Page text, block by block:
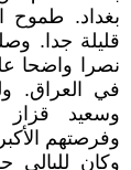
بغداد. طموح
قليلة جدا.
نصرا واضحا
في العراق.
وسعيد
وفرصتهم الأكبر
وكان